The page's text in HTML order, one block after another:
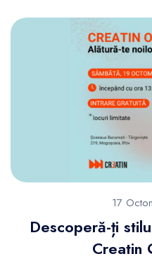
17
Descoperă-ți
Creatin